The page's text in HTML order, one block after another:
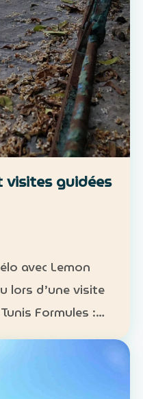
visites guidées
avec Lemon
lors d’une visite
accompagné